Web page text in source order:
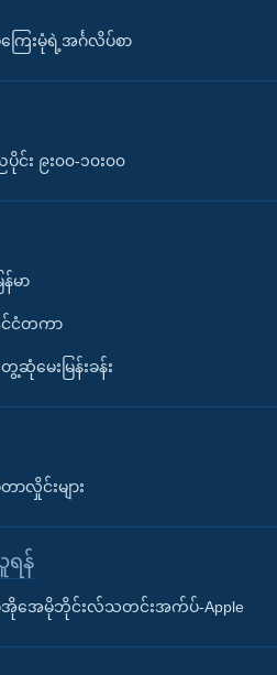
ြေးမုံရဲ့အင်္ဂလိပ်စာ
င်း ၉း၀၀-၁၀း၀၀
န်မာ
င်ငံတကာ
ဆုံမေးမြန်းခန်း
ာလှိုင်းများ
ရန်
အိုအေမိုဘိုင်းလ်သတင်းအက်ပ်-Apple